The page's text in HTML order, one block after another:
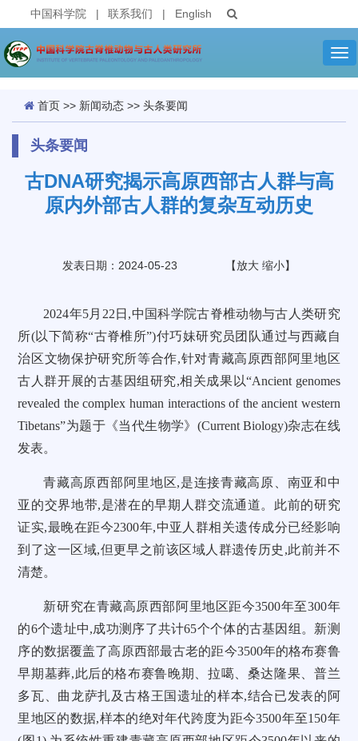
中国科学院 | 联系我们 | English
首页 >> 新闻动态 >> 头条要闻
头条要闻
古DNA研究揭示高原西部古人群与高
原内外部古人群的复杂互动历史
发表日期：2024-05-23 【放大 缩小】
2024年5月22日,中国科学院古脊椎动物与古人类研究
所(以下简称“古脊椎所”)付巧妹研究员团队通过与西藏自
治区文物保护研究所等合作,针对青藏高原西部阿里地区
古人群开展的古基因组研究,相关成果以“Ancient genomes
revealed the complex human interactions of the ancient western
Tibetans”为题于《当代生物学》(Current Biology)杂志在线
发表。
青藏高原西部阿里地区,是连接青藏高原、南亚和中
亚的交界地带,是潜在的早期人群交流通道。此前的研究
证实,最晚在距今2300年,中亚人群相关遗传成分已经影响
到了这一区域,但更早之前该区域人群遗传历史,此前并不
清楚。
新研究在青藏高原西部阿里地区距今3500年至300年
的6个遗址中,成功测序了共计65个个体的古基因组。新测
序的数据覆盖了高原西部最古老的距今3500年的格布赛鲁
早期墓葬,此后的格布赛鲁晚期、拉噶、桑达隆果、普兰
多瓦、曲龙萨扎及古格王国遗址的样本,结合已发表的阿
里地区的数据,样本的绝对年代跨度为距今3500年至150年